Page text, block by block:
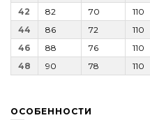
42
82 70 110
44
86 72 110
46
88 76 110
48
90 78 110
ОСОБЕННОСТИ